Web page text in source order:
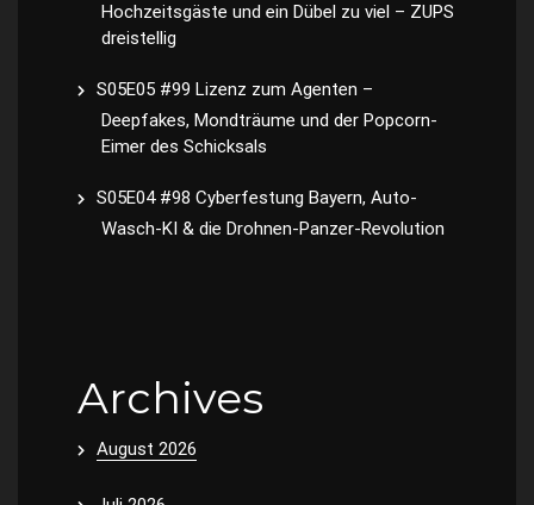
Hochzeitsgäste und ein Dübel zu viel – ZUPS
dreistellig
S05E05 #99 Lizenz zum Agenten –
Deepfakes, Mondträume und der Popcorn-
Eimer des Schicksals
S05E04 #98 Cyberfestung Bayern, Auto-
Wasch-KI & die Drohnen-Panzer-Revolution
Archives
August 2026